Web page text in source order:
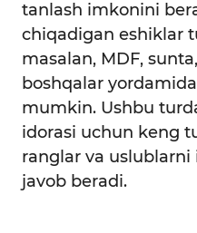
tanlash imkonini
chiqadigan eshiklar
masalan, MDF,
boshqalar
mumkin. Ushbu
idorasi uchun keng
ranglar va
javob beradi.